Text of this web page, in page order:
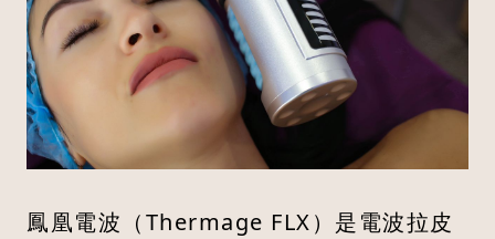
鳳凰電波（Thermage FLX）是電波拉皮